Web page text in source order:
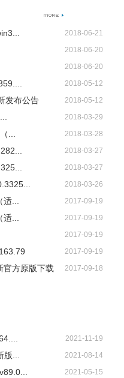
2018-06-21
2018-06-20
2018-06-20
2018-05-12
发布公告 2018-05-12
2018-03-29
... 2018-03-28
2018-03-27
2018-03-27
2018-03-26
... 2017-09-19
... 2017-09-19
2017-09-19
2017-09-19
官方原版下载 2017-09-18
2021-11-19
... 2021-08-14
2021-05-15